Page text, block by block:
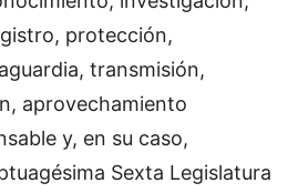
protección,
transmisión,
aprovechamiento
y, en su caso,
Sexta Legislatura